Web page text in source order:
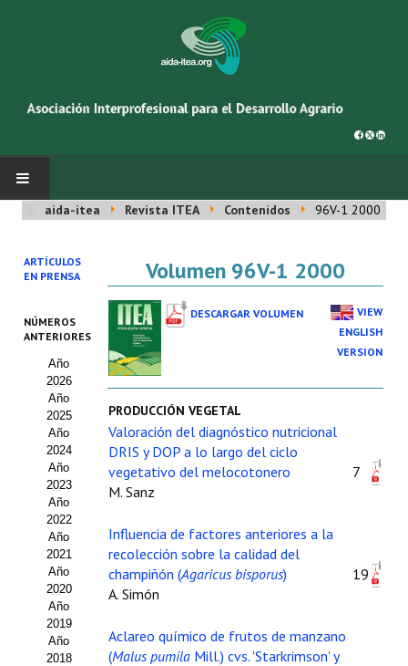
INICIO
SOBRE NOSOTROS
Asociación AIDA
Cincuentenario AIDA
Organigrama
Estatutos
Hacerse socio
Noticias
Galería de Fotos
Web AIDA 2.0
REVISTA ITEA
Presentación ITEA
aida-itea Revista ITEA Contenidos 96V-1 2000
ARTÍCULOS
EN PRENSA
NÚMEROS
ANTERIORES
Año
2026
Año
2025
Año
2024
Año
2023
Año
2022
Año
2021
Año
2020
Año
2019
Año
2018
Volumen 96V-1 2000
DESCARGAR VOLUMEN
VIEW
ENGLISH
VERSION
PRODUCCIÓN VEGETAL
Valoración del diagnóstico nutricional
DRIS y DOP a lo largo del ciclo
vegetativo del melocotonero
M. Sanz
7
Influencia de factores anteriores a la
recolección sobre la calidad del
champiñón (Agaricus bisporus)
A. Simón
19
Aclareo químico de frutos de manzano
(Malus pumila Mill.) cvs. 'Starkrimson' y